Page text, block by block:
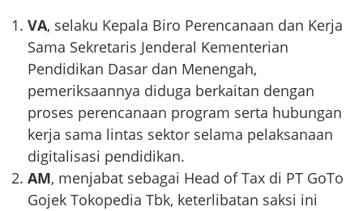
VA, selaku Kepala Biro Perencanaan dan Kerja
Sama Sekretaris Jenderal Kementerian
Pendidikan Dasar dan Menengah,
pemeriksaannya diduga berkaitan dengan
proses perencanaan program serta hubungan
kerja sama lintas sektor selama pelaksanaan
digitalisasi pendidikan.
AM, menjabat sebagai Head of Tax di PT GoTo
Gojek Tokopedia Tbk, keterlibatan saksi ini